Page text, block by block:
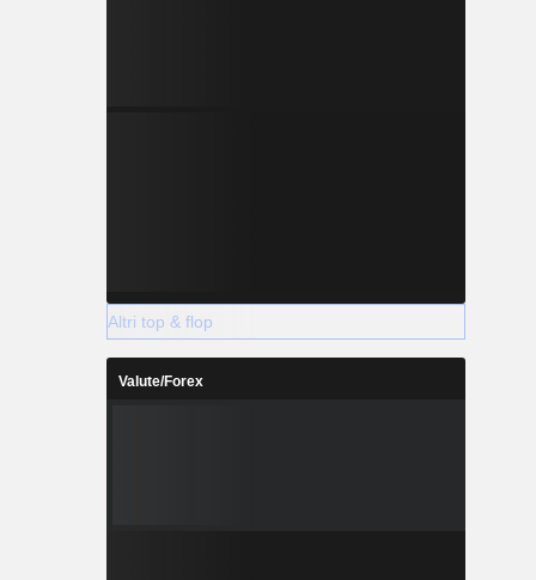
Altri top & flop
Valute/Forex